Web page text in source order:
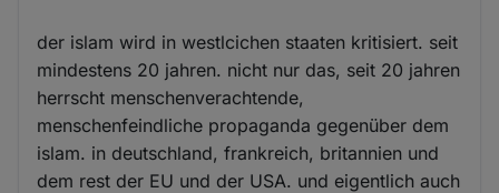
der islam wird in westlcichen staaten kritisiert. seit
mindestens 20 jahren. nicht nur das, seit 20 jahren
herrscht menschenverachtende,
menschenfeindliche propaganda gegenüber dem
islam. in deutschland, frankreich, britannien und
dem rest der EU und der USA. und eigentlich auch